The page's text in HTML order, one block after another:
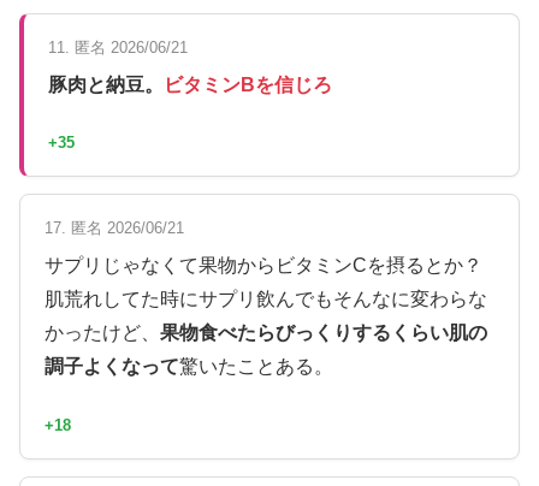
11. 匿名 2026/06/21
豚肉と納豆。 ビタミンBを信じろ
+35
17. 匿名 2026/06/21
サプリじゃなくて果物からビタミンCを摂るとか？
肌荒れしてた時にサプリ飲んでもそんなに変わらな
かったけど、 果物食べたらびっくりするくらい肌の
調子よくなって驚いたことある。
+18